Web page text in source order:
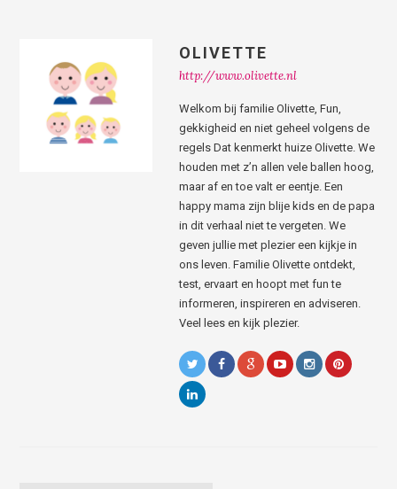
OLIVETTE
http://www.olivette.nl
Welkom bij familie Olivette, Fun,
gekkigheid en niet geheel volgens de
regels Dat kenmerkt huize Olivette. We
houden met z’n allen vele ballen hoog,
maar af en toe valt er eentje. Een
happy mama zijn blije kids en de papa
in dit verhaal niet te vergeten. We
geven jullie met plezier een kijkje in
ons leven. Familie Olivette ontdekt,
test, ervaart en hoopt met fun te
informeren, inspireren en adviseren.
Veel lees en kijk plezier.